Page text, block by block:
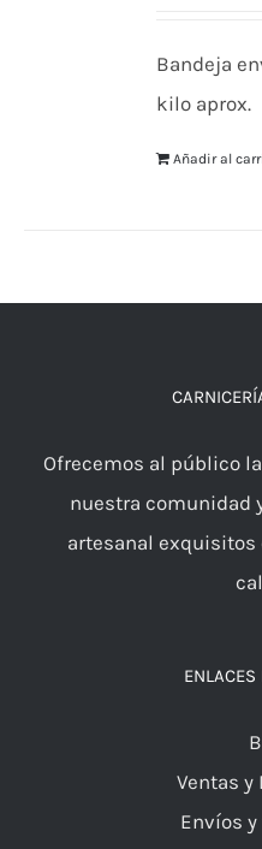
Bandeja
kilo aprox.
Añadir al
Ofrecemos al público
nuestra comunidad
artesanal exquisitos
ENLACES
Ventas y
Envíos